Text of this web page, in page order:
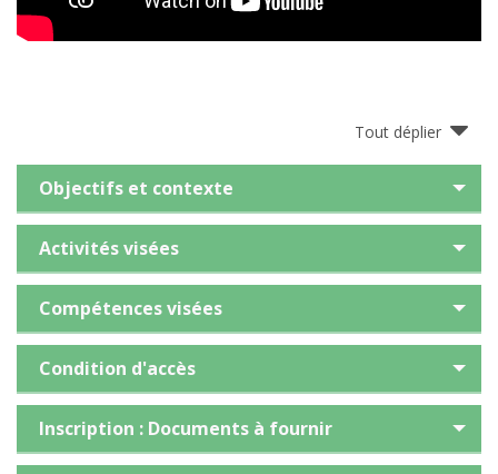
Tout déplier
Objectifs et contexte
Activités visées
Compétences visées
Condition d'accès
Inscription : Documents à fournir